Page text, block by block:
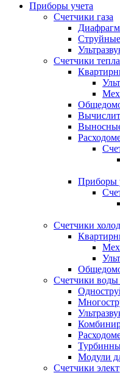
Приборы учета
Счетчики газа
Струйные
Счетчики
Приборы
Счетчики
Счетчики воды
Модули
Счетчики